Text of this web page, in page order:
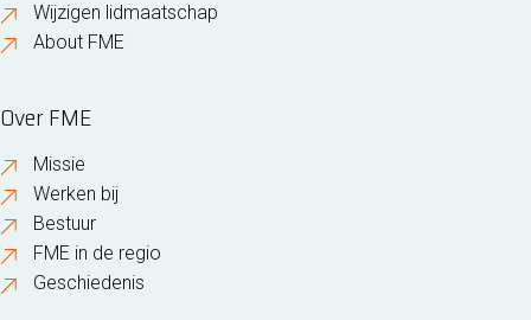
Wijzigen lidmaatschap
About FME
Over FME
Missie
Werken bij
Bestuur
FME in de regio
Geschiedenis